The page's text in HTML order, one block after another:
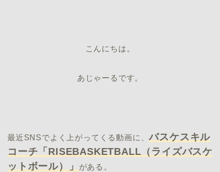
こんにちは。
あじゃーるです。
最近SNSでよく上がってくる動画に、バスケスキル
コーチ「RISEBASKETBALL（ライズバスケ
ットボール）」
がある。